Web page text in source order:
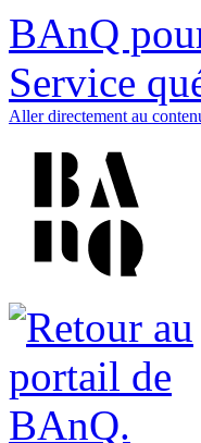
BAnQ
Service
Aller directement au